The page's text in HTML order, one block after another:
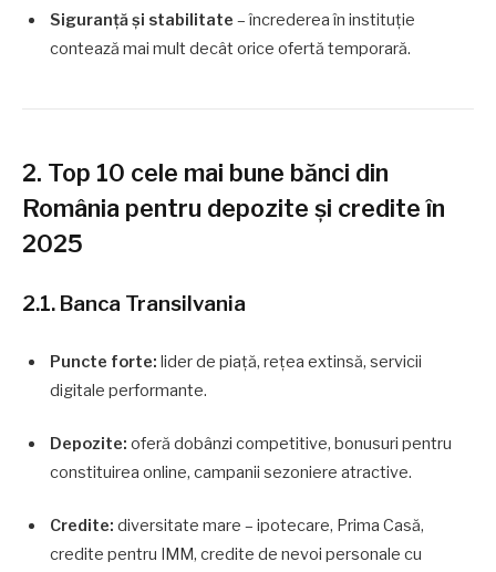
Siguranță și stabilitate – încrederea în instituție
contează mai mult decât orice ofertă temporară.
2. Top 10 cele mai bune bănci din
România pentru depozite și credite în
2025
2.1. Banca Transilvania
Puncte forte: lider de piață, rețea extinsă, servicii
digitale performante.
Depozite: oferă dobânzi competitive, bonusuri pentru
constituirea online, campanii sezoniere atractive.
Credite: diversitate mare – ipotecare, Prima Casă,
credite pentru IMM, credite de nevoi personale cu